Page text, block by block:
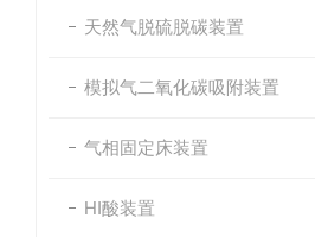
天然气脱硫脱碳装置
模拟气二氧化碳吸附装置
气相固定床装置
HI酸装置